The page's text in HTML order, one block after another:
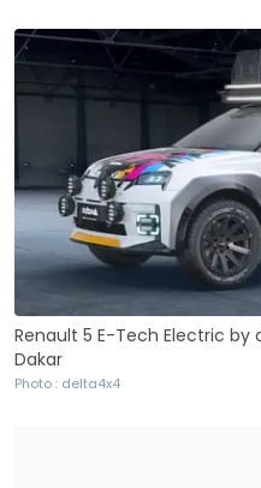
Renault 5 E-Tech Electric
Dakar
Photo : delta4x4